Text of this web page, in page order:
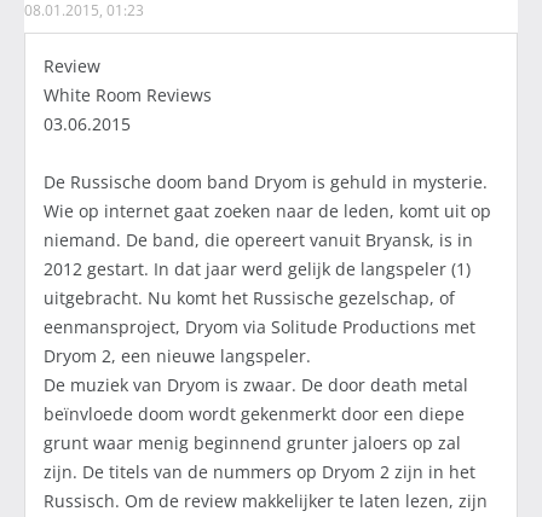
08.01.2015, 01:23
Review
White Room Reviews
03.06.2015
De Russische doom band Dryom is gehuld in mysterie.
Wie op internet gaat zoeken naar de leden, komt uit op
niemand. De band, die opereert vanuit Bryansk, is in
2012 gestart. In dat jaar werd gelijk de langspeler (1)
uitgebracht. Nu komt het Russische gezelschap, of
eenmansproject, Dryom via Solitude Productions met
Dryom 2, een nieuwe langspeler.
De muziek van Dryom is zwaar. De door death metal
beïnvloede doom wordt gekenmerkt door een diepe
grunt waar menig beginnend grunter jaloers op zal
zijn. De titels van de nummers op Dryom 2 zijn in het
Russisch. Om de review makkelijker te laten lezen, zijn